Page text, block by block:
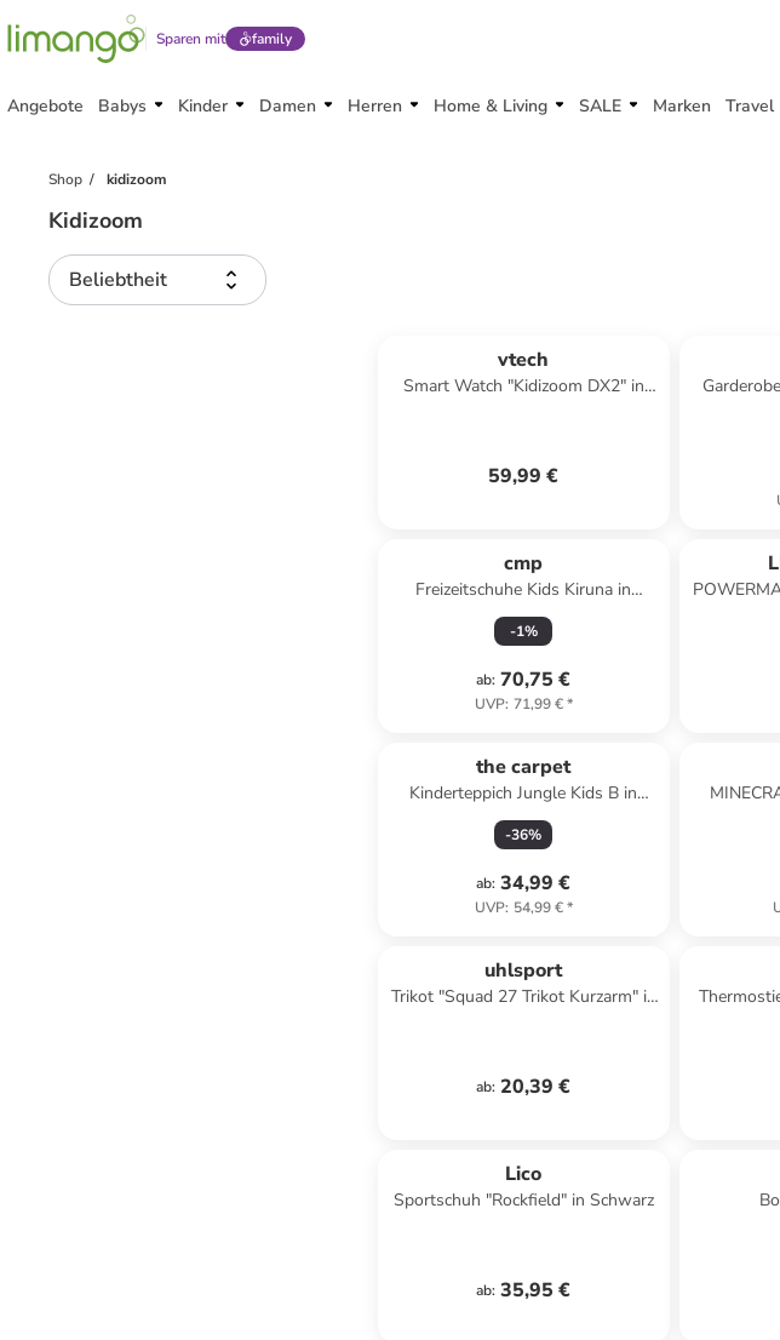
Sparen mit family
Angebote Babys Kinder Damen Herren Home & Living SALE Marken Travel
Shop kidizoom
Kidizoom
Beliebtheit
vtech
Smart Watch "Kidizoom DX2" in
59,99 €
cmp
Freizeitschuhe Kids Kiruna in
anthrazit/schwarz in
anthrazit/schwarz
-1%
ab: 70,75 €
UVP: 71,99 €*
the carpet
Kinderteppich Jungle Kids B in
Beige
-36%
ab: 34,99 €
UVP: 54,99 €*
uhlsport
Trikot "Squad 27 Trikot Kurzarm" in
ab: 20,39 €
Lico
Sportschuh "Rockfield" in Schwarz
ab: 35,95 €